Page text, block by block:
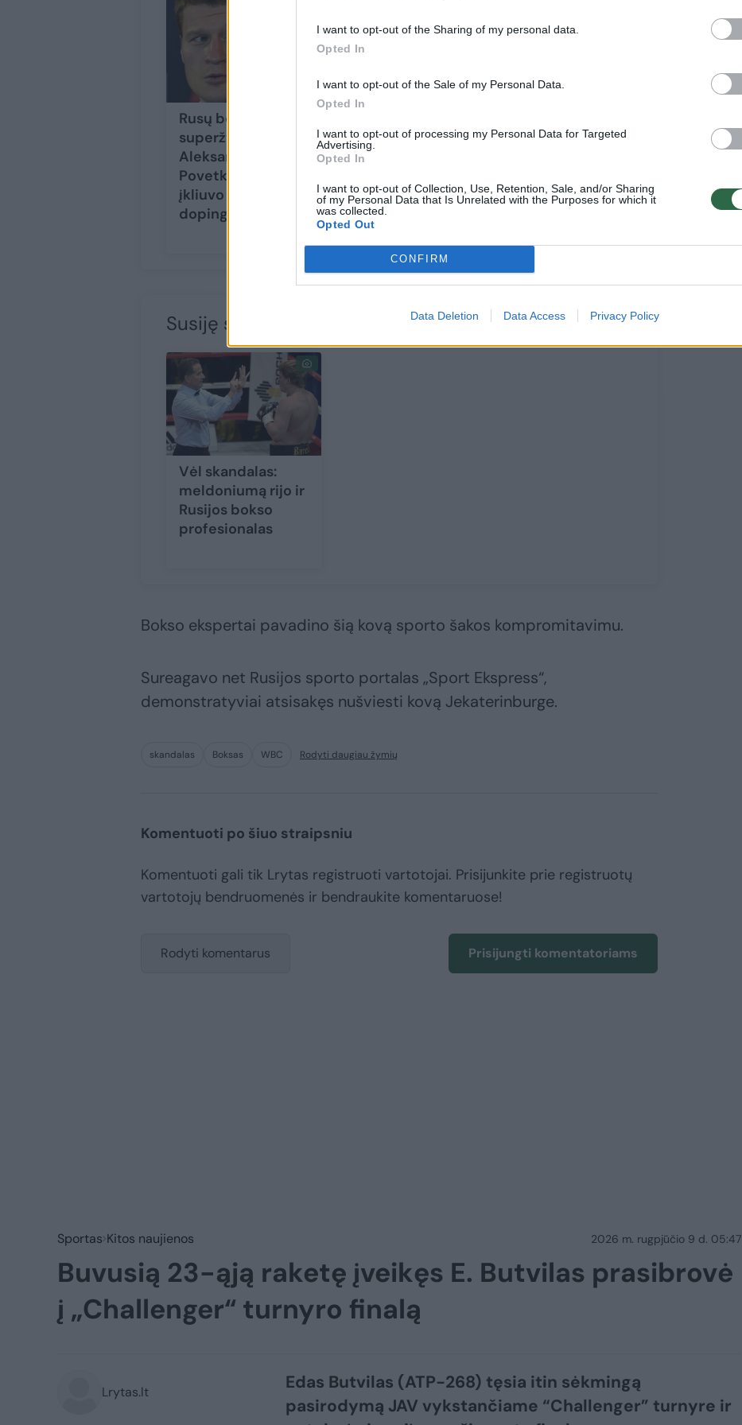
I want to opt-out of the Sharing of my personal data.
Opted In
I want to opt-out of the Sale of my Personal Data.
Opted In
I want to opt-out of processing my Personal Data for Targeted
Advertising.
Opted In
I want to opt-out of Collection, Use, Retention, Sale, and/or Sharing
of my Personal Data that Is Unrelated with the Purposes for which it
was collected.
Opted Out
CONFIRM
Data Deletion Data Access Privacy Policy
Rusų bokso
superžvaigždė
Aleksandras
Povetkinas vėl
įkliuvo dėl
dopingo
Susiję straipsniai
Vėl skandalas:
meldoniumą rijo ir
Rusijos bokso
profesionalas
Bokso ekspertai pavadino šią kovą sporto šakos kompromitavimu.
Sureagavo net Rusijos sporto portalas „Sport Ekspress“,
demonstratyviai atsisakęs nušviesti kovą Jekaterinburge.
skandalas Boksas WBC Rodyti daugiau žymių
Komentuoti po šiuo straipsniu
Komentuoti gali tik Lrytas registruoti vartotojai. Prisijunkite prie registruotų
vartotojų bendruomenės ir bendraukite komentaruose!
Rodyti komentarus Prisijungti komentatoriams
Sportas Kitos naujienos 2026 m. rugpjūčio 9 d. 05:47
Buvusią 23-ąją raketę įveikęs E. Butvilas prasibrovė
į „Challenger“ turnyro finalą
Lrytas.lt
Edas Butvilas (ATP-268) tęsia itin sėkmingą
pasirodymą JAV vykstančiame “Challenger” turnyre ir